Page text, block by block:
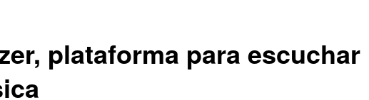
plataforma para escuchar